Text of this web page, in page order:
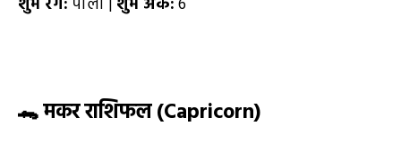
🐊मकर राशिफल (Capricorn)